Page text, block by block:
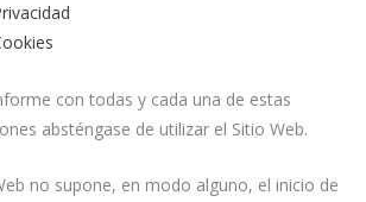
con todas y cada una de estas
absténgase de utilizar el Sitio Web.
no supone, en modo alguno, el inicio de